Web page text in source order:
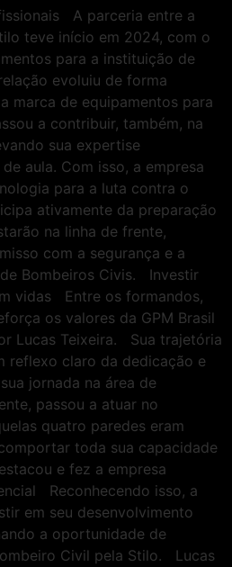
A parceria entre a
teve início em 2024, com o
para a instituição de
evoluiu de forma
marca de equipamentos para
a contribuir, também, na
sua expertise
aula. Com isso, a empresa
para a luta contra o
ativamente da preparação
na linha de frente,
com a segurança e a
Bombeiros Civis. Investir
vidas Entre os formandos,
os valores da GPM Brasil
Lucas Teixeira. Sua trajetória
reflexo claro da dedicação e
jornada na área de
passou a atuar no
quatro paredes eram
toda sua capacidade
e fez a empresa
Reconhecendo isso, a
em seu desenvolvimento
a oportunidade de
Civil pela Stilo. Lucas